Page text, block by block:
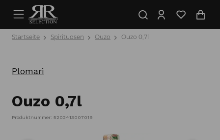
Startseite Spirituosen Ouzo Ouzo 0,7l
Plomari
Ouzo 0,7l
Produktnummer: 5202413007019